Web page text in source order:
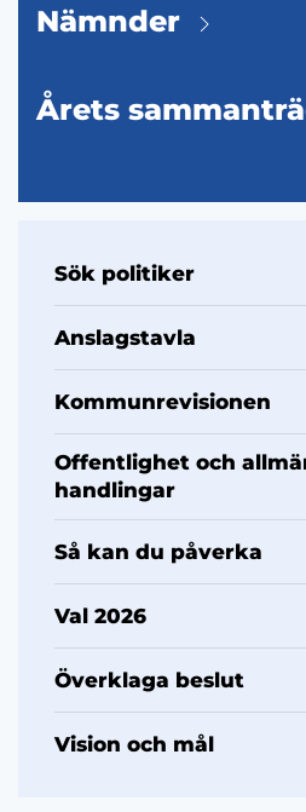
Nämnder
Årets
Sök politiker
Anslagstavla
Kommunrevisionen
Offentlighet och
handlingar
Så kan du påverka
Val 2026
Överklaga beslut
Vision och mål